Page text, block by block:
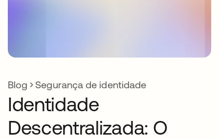
Blog Segurança de identidade
Identidade
Descentralizada: O